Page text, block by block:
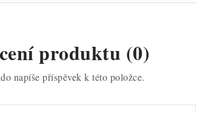
produktu (0)
napíše příspěvek k této položce.